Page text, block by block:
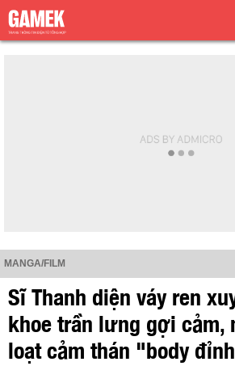
MANGA/FILM
Sĩ Thanh diện váy ren
khoe trần lưng gợi cảm,
loạt cảm thán "body